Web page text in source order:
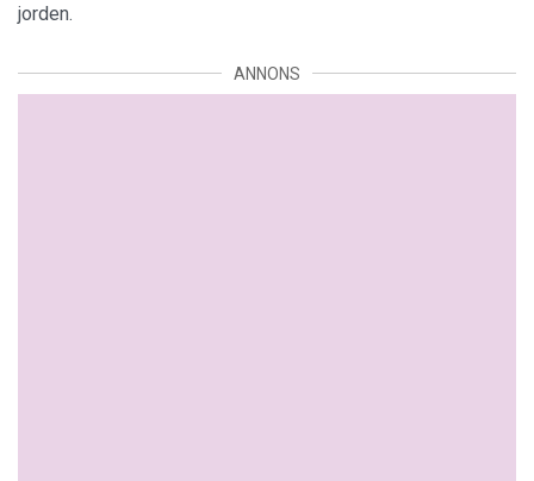
jorden.
ANNONS